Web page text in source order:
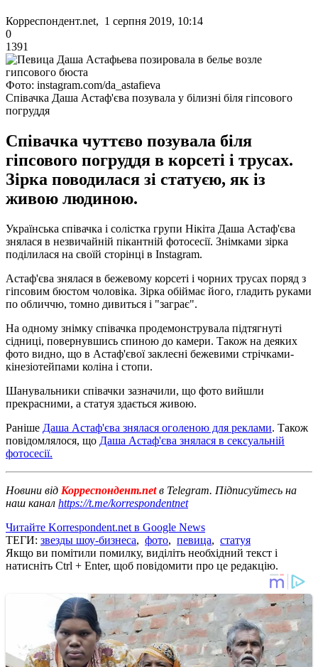
Корреспондент.net, 1 серпня 2019, 10:14
0
1391
Фото: instagram.com/da_astafieva
Співачка Даша Астаф'єва позувала у білизні біля гіпсового
погруддя
Співачка чуттєво позувала біля
гіпсового погруддя в корсеті і трусах.
Зірка поводилася зі статуєю, як із
живою людиною.
Українська співачка і солістка групи Нікіта Даша Астаф'єва
знялася в незвичайній пікантній фотосесії. Знімками зірка
поділилася на своїй сторінці в Instagram.
Астаф'єва знялася в бежевому корсеті і чорних трусах поряд з
гіпсовим бюстом чоловіка. Зірка обіймає його, гладить руками
по обличчю, томно дивиться і "заграє".
На одному знімку співачка продемонструвала підтягнуті
сідниці, повернувшись спиною до камери. Також на деяких
фото видно, що в Астаф'євої заклеєні бежевими стрічками-
кінезіотейпами коліна і стопи.
Шанувальники співачки зазначили, що фото вийшли
прекрасними, а статуя здається живою.
Раніше Даша Астаф'єва знялася оголеною для реклами. Також
повідомлялося, що Даша Астаф'єва знялася в сексуальній
фотосесії.
Новини від Корреспондент.netв Telegram. Підписуйтесь на
наш канал https://t.me/korrespondentnet
Читайте Korrespondent.net в Google News
ТЕГИ: звезды шоу-бизнеса, фото, певица, статуя
Якщо ви помітили помилку, виділіть необхідний текст і
натисніть Ctrl + Enter, щоб повідомити про це редакцію.